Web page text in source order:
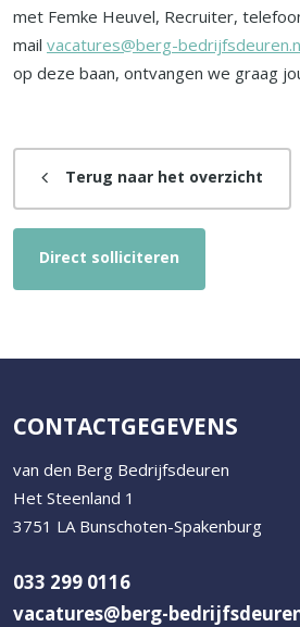
met Femke Heuvel, Recruiter,
mail vacatures@berg-
op deze baan, ontvangen we graag
Terug naar het overzicht
Direct solliciteren
CONTACTGEGEVENS
van den Berg Bedrijfsdeuren
Het Steenland 1
3751 LA Bunschoten-Spakenburg
033 299 0116
vacatures@berg-